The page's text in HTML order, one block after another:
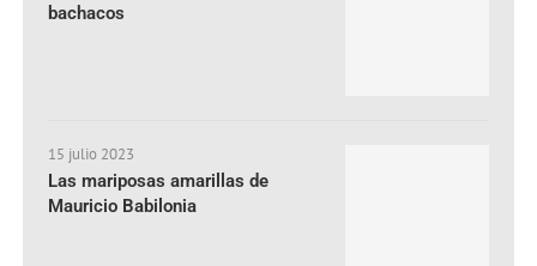
bachacos
15 julio 2023
Las mariposas amarillas de
Mauricio Babilonia